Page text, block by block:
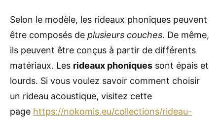
Selon le modèle, les rideaux phoniques peuvent
être composés de plusieurs couches. De même,
ils peuvent être conçus à partir de différents
matériaux. Les rideaux phoniques sont épais et
lourds. Si vous voulez savoir comment choisir
un rideau acoustique, visitez cette
page https://nokomis.eu/collections/rideau-